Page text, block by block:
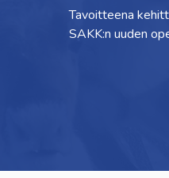
kosketus-Tavoitteena
SAKK:n uuden